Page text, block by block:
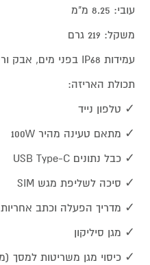
עובי: 8.25 מ"מ
משקל: 219 גרם
עמידות IP68 בפני מים, אבק ורסס (1)
תכולת האריזה:
✓ טלפון נייד
✓ מתאם טעינה מהיר 100W
✓ כבל נתונים USB Type-C
✓ סיכה לשליפת מגש SIM
✓ מדריך הפעלה וכתב אחריות
✓ מגן סיליקון
✓ כיסוי מגן משריטות למסך